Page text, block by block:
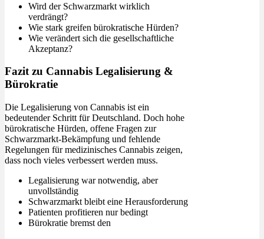
Wird der Schwarzmarkt wirklich
verdrängt?
Wie stark greifen bürokratische Hürden?
Wie verändert sich die gesellschaftliche
Akzeptanz?
Fazit zu Cannabis Legalisierung &
Bürokratie
Die Legalisierung von Cannabis ist ein
bedeutender Schritt für Deutschland. Doch hohe
bürokratische Hürden, offene Fragen zur
Schwarzmarkt-Bekämpfung und fehlende
Regelungen für medizinisches Cannabis zeigen,
dass noch vieles verbessert werden muss.
Legalisierung war notwendig, aber
unvollständig
Schwarzmarkt bleibt eine Herausforderung
Patienten profitieren nur bedingt
Bürokratie bremst den